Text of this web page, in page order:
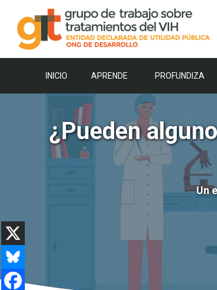
contenido
INICIO APRENDE PROFUNDIZA
¿Pueden
Un